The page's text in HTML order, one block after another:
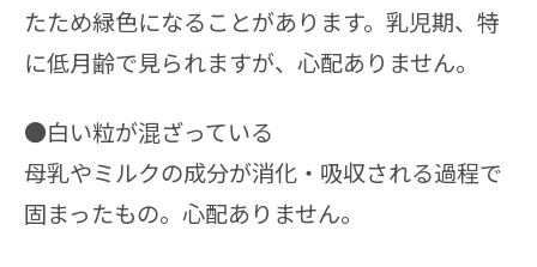
たため緑色になることがあります。乳児期、特
に低月齢で見られますが、心配ありません。
●白い粒が混ざっている
母乳やミルクの成分が消化・吸収される過程で
固まったもの。心配ありません。